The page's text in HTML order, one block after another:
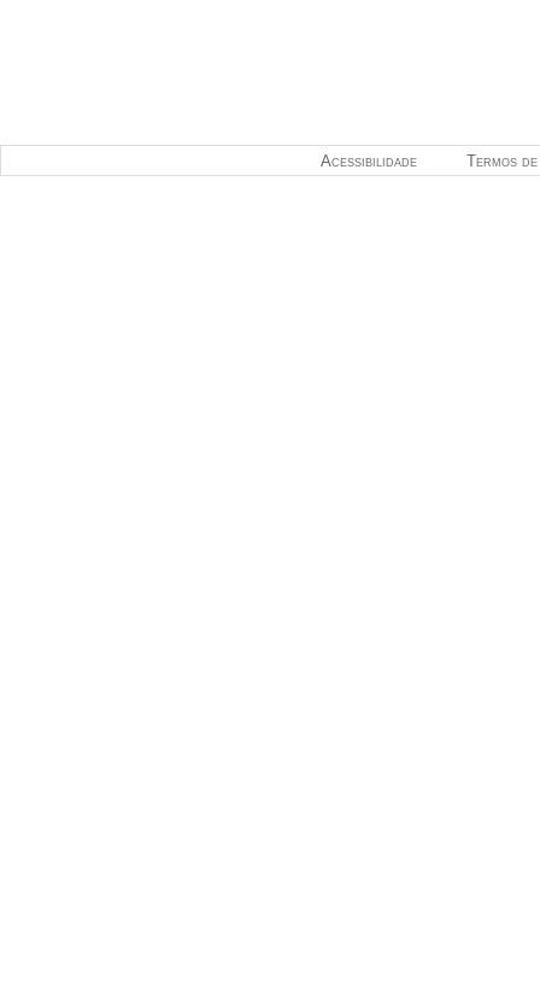
Termos
Acessibilidade